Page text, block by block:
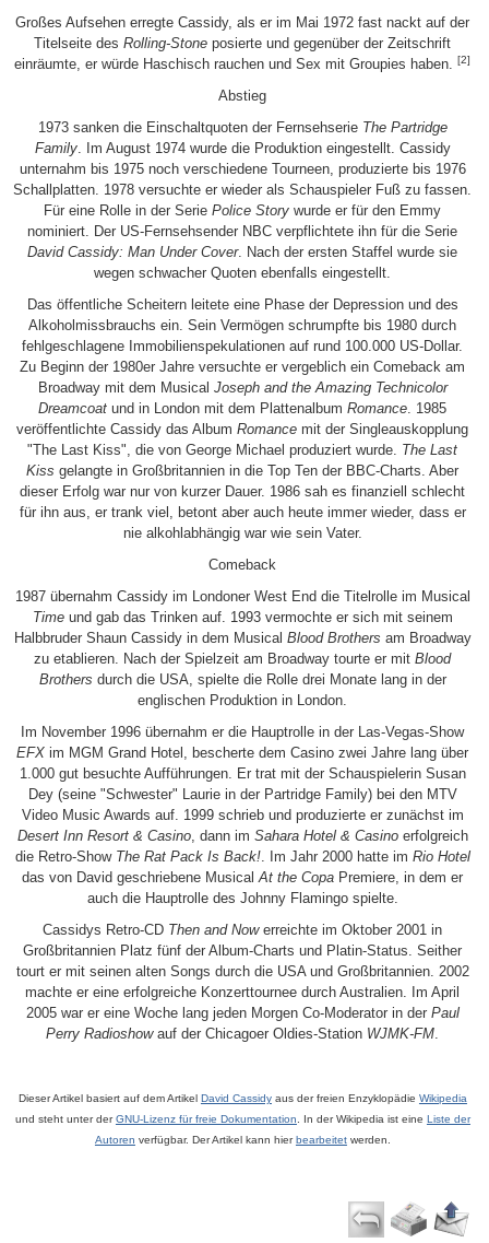
Großes Aufsehen erregte Cassidy, als er im Mai 1972 fast nackt auf der
Titelseite desRolling-Stone posierte und gegenüber der Zeitschrift
einräumte, er würde Haschisch rauchen und Sex mit Groupies haben.[2]
Abstieg
1973 sanken die Einschaltquoten der Fernsehserie The Partridge
Family. Im August 1974 wurde die Produktion eingestellt. Cassidy
unternahm bis 1975 noch verschiedene Tourneen, produzierte bis 1976
Schallplatten. 1978 versuchte er wieder als Schauspieler Fuß zu fassen.
Für eine Rolle in der SeriePolice Story wurde er für den Emmy
nominiert. Der US-Fernsehsender NBC verpflichtete ihn für die Serie
David Cassidy: Man Under Cover. Nach der ersten Staffel wurde sie
wegen schwacher Quoten ebenfalls eingestellt.
Das öffentliche Scheitern leitete eine Phase der Depression und des
Alkoholmissbrauchs ein. Sein Vermögen schrumpfte bis 1980 durch
fehlgeschlagene Immobilienspekulationen auf rund 100.000 US-Dollar.
Zu Beginn der 1980er Jahre versuchte er vergeblich ein Comeback am
Broadway mit dem Musical Joseph and the Amazing Technicolor
Dreamcoat und in London mit dem PlattenalbumRomance. 1985
veröffentlichte Cassidy das AlbumRomance mit der Singleauskopplung
"The Last Kiss", die von George Michael produziert wurde. The Last
Kiss gelangte in Großbritannien in die Top Ten der BBC-Charts. Aber
dieser Erfolg war nur von kurzer Dauer. 1986 sah es finanziell schlecht
für ihn aus, er trank viel, betont aber auch heute immer wieder, dass er
nie alkohlabhängig war wie sein Vater.
Comeback
1987 übernahm Cassidy im Londoner West End die Titelrolle im Musical
Timeund gab das Trinken auf. 1993 vermochte er sich mit seinem
Halbbruder Shaun Cassidy in dem Musical Blood Brothers am Broadway
zu etablieren. Nach der Spielzeit am Broadway tourte er mitBlood
Brothers durch die USA, spielte die Rolle drei Monate lang in der
englischen Produktion in London.
Im November 1996 übernahm er die Hauptrolle in der Las-Vegas-Show
EFX im MGM Grand Hotel, bescherte dem Casino zwei Jahre lang über
1.000 gut besuchte Aufführungen. Er trat mit der Schauspielerin Susan
Dey (seine "Schwester" Laurie in der Partridge Family) bei den MTV
Video Music Awards auf. 1999 schrieb und produzierte er zunächst im
Desert Inn Resort & Casino, dann im Sahara Hotel & Casinoerfolgreich
die Retro-Show The Rat Pack Is Back!. Im Jahr 2000 hatte im Rio Hotel
das von David geschriebene MusicalAt the Copa Premiere, in dem er
auch die Hauptrolle des Johnny Flamingo spielte.
Cassidys Retro-CD Then and Nowerreichte im Oktober 2001 in
Großbritannien Platz fünf der Album-Charts und Platin-Status. Seither
tourt er mit seinen alten Songs durch die USA und Großbritannien. 2002
machte er eine erfolgreiche Konzerttournee durch Australien. Im April
2005 war er eine Woche lang jeden Morgen Co-Moderator in der Paul
Perry Radioshowauf der Chicagoer Oldies-Station WJMK-FM.
Dieser Artikel basiert auf dem Artikel David Cassidyaus der freien Enzyklopädie Wikipedia
und steht unter derGNU-Lizenz für freie Dokumentation. In der Wikipedia ist eine Liste der
Autoren verfügbar. Der Artikel kann hierbearbeitetwerden.